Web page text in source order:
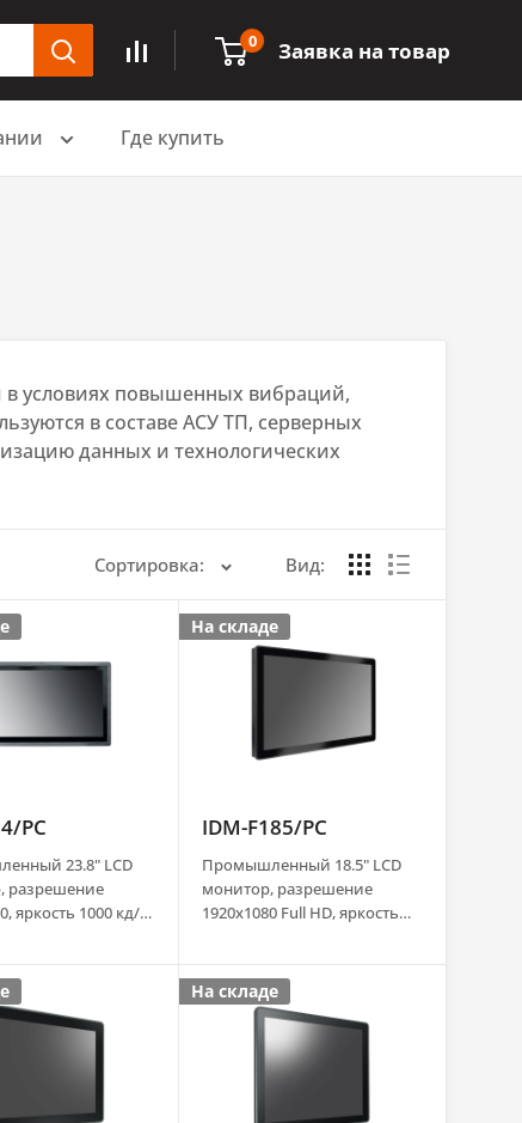
0 Заявка на товар
Где купить
условиях повышенных вибраций,
в составе АСУ ТП, серверных
данных и технологических
Сортировка: Вид:
PC
23.8" LCD
разрешение
яркость 1000 кд/
VGA, DVI, HDMI,
аудио,
адаптер питания
На складе
IDM-F185/PC
Промышленный 18.5" LCD
монитор, разрешение
1920x1080 Full HD, яркость
передняя панель IP65, VGA,
DVI, HDMI, Display Port,
аудио, динамики, адаптер
питания AC DC
На складе